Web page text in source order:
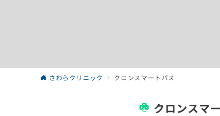
さわらクリニック クロンスマートパス
クロンスマ